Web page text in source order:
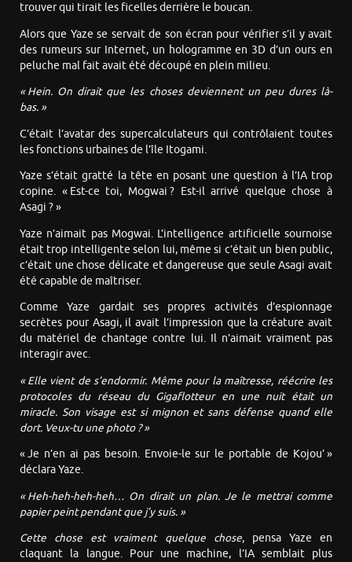
trouver qui tirait les ficelles derrière le boucan.
Alors que Yaze se servait de son écran pour vérifier s’il y avait
des rumeurs sur Internet, un hologramme en 3D d’un ours en
peluche mal fait avait été découpé en plein milieu.
«Hein. On dirait que les choses deviennent un peu dures là-
bas. »
C’était l’avatar des supercalculateurs qui contrôlaient toutes
les fonctions urbaines de l’île Itogami.
Yaze s’était gratté la tête en posant une question à l’IA trop
copine. « Est-ce toi, Mogwai ? Est-il arrivé quelque chose à
Asagi ? »
Yaze n’aimait pas Mogwai. L’intelligence artificielle sournoise
était trop intelligente selon lui, même si c’était un bien public,
c’était une chose délicate et dangereuse que seule Asagi avait
été capable de maîtriser.
Comme Yaze gardait ses propres activités d’espionnage
secrètes pour Asagi, il avait l’impression que la créature avait
du matériel de chantage contre lui. Il n’aimait vraiment pas
interagir avec.
« Elle vient de s’endormir. Même pour la maîtresse, réécrire les
protocolesdu réseau du Gigaflotteuren une nuit était un
miracle. Son visage est si mignon et sans défense quand elle
dort. Veux-tuune photo ? »
« Je n’en ai pas besoin. Envoie-le sur le portable de Kojou’ »
déclara Yaze.
« Heh-heh-heh-heh… On dirait un plan. Je le mettrai comme
papier peint pendant que j’y suis. »
Cette chose est vraiment quelque chose, pensa Yaze en
claquant la langue. Pour une machine, l’IA semblait plus